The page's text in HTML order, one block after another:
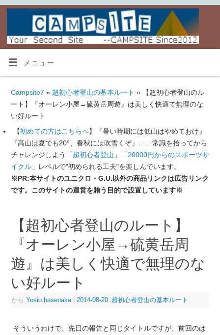
メニュー
Campsite7 » 超初心者登山の基本ルート » 【超初心者登山のル
ート】『オーレン小屋→硫黄岳周遊』は美しく快適で無理のな
い好ルート
【初めての方はこちらへ】『暑い時期には低山はやめておけ』
『高山は夏でも20°、春秋には吹雪くぞ』……常識を拾ってから
チャレンジしよう「超初心者登山 」「20000円からのスポーツサ
イクル」レベルで"初められる工夫"を楽しんでいます。
※PR:本サイトのユニクロ・G.U.以外の商品リンクは広告リンク
です。このサイトの運営を賄う目的で設置しています※
【超初心者登山のルート】
『オーレン小屋→硫黄岳周
遊』は美しく快適で無理のな
い好ルート
から Yosio.hasenaka 2014-08-20 超初心者登山の基本ルート
そういうわけで、先日の報告と同じタイトルですが、前回のは